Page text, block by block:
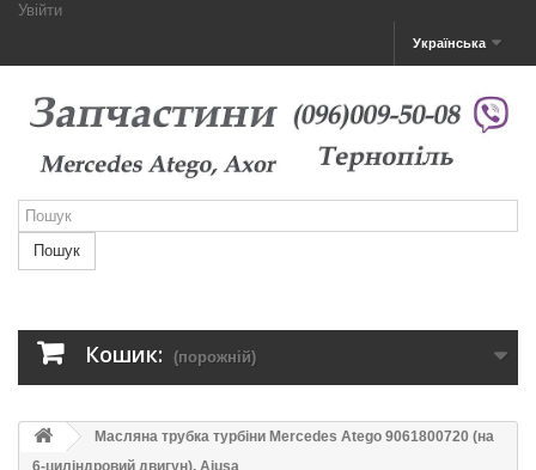
Увійти
Українська
Пошук
Кошик: (порожній)
Масляна трубка турбіни Mercedes Atego 9061800720 (на
6-циліндровий двигун). Ajusa